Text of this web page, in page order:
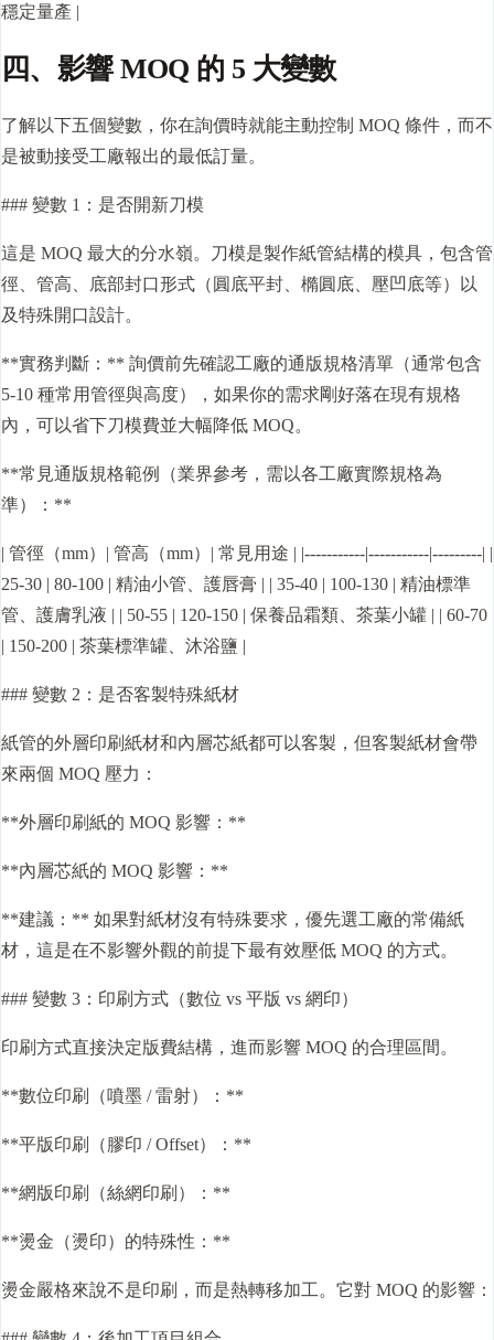
穩定量產 |
四、影響 MOQ 的 5 大變數
了解以下五個變數，你在詢價時就能主動控制 MOQ 條件，而不
是被動接受工廠報出的最低訂量。
### 變數 1：是否開新刀模
這是 MOQ 最大的分水嶺。刀模是製作紙管結構的模具，包含管
徑、管高、底部封口形式（圓底平封、橢圓底、壓凹底等）以
及特殊開口設計。
**實務判斷：** 詢價前先確認工廠的通版規格清單（通常包含
5-10 種常用管徑與高度），如果你的需求剛好落在現有規格
內，可以省下刀模費並大幅降低 MOQ。
**常見通版規格範例（業界參考，需以各工廠實際規格為
準）：**
| 管徑（mm）| 管高（mm）| 常見用途 | |-----------|-----------|---------| |
25-30 | 80-100 | 精油小管、護唇膏 | | 35-40 | 100-130 | 精油標準
管、護膚乳液 | | 50-55 | 120-150 | 保養品霜類、茶葉小罐 | | 60-70
| 150-200 | 茶葉標準罐、沐浴鹽 |
### 變數 2：是否客製特殊紙材
紙管的外層印刷紙材和內層芯紙都可以客製，但客製紙材會帶
來兩個 MOQ 壓力：
**外層印刷紙的 MOQ 影響：**
**內層芯紙的 MOQ 影響：**
**建議：** 如果對紙材沒有特殊要求，優先選工廠的常備紙
材，這是在不影響外觀的前提下最有效壓低 MOQ 的方式。
### 變數 3：印刷方式（數位 vs 平版 vs 網印）
印刷方式直接決定版費結構，進而影響 MOQ 的合理區間。
**數位印刷（噴墨 / 雷射）：**
**平版印刷（膠印 / Offset）：**
**網版印刷（絲網印刷）：**
**燙金（燙印）的特殊性：**
燙金嚴格來說不是印刷，而是熱轉移加工。它對 MOQ 的影響：